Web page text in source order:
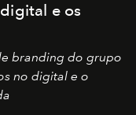
e os
branding do grupo
no digital e o